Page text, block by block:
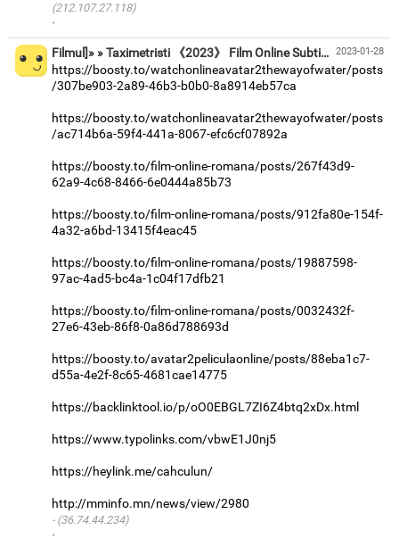
(212.107.27.118)
·
2023-01-28
Filmul]» » Taximetristi 《2023》 Film Online Subtitrat in Româna
https://boosty.to/watchonlineavatar2thewayofwater/posts
/307be903-2a89-46b3-b0b0-8a8914eb57ca
https://boosty.to/watchonlineavatar2thewayofwater/posts
/ac714b6a-59f4-441a-8067-efc6cf07892a
https://boosty.to/film-online-romana/posts/267f43d9-
62a9-4c68-8466-6e0444a85b73
https://boosty.to/film-online-romana/posts/912fa80e-154f-
4a32-a6bd-13415f4eac45
https://boosty.to/film-online-romana/posts/19887598-
97ac-4ad5-bc4a-1c04f17dfb21
https://boosty.to/film-online-romana/posts/0032432f-
27e6-43eb-86f8-0a86d788693d
https://boosty.to/avatar2peliculaonline/posts/88eba1c7-
d55a-4e2f-8c65-4681cae14775
https://backlinktool.io/p/oO0EBGL7ZI6Z4btq2xDx.html
https://www.typolinks.com/vbwE1J0nj5
https://heylink.me/cahculun/
http://mminfo.mn/news/view/2980
(36.74.44.234)
·